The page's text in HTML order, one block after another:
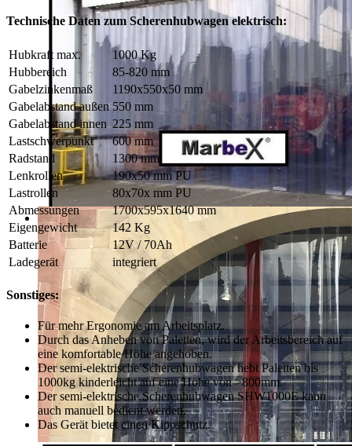
Technische Daten zum Scherenhubwagen elektrisch:
Hubkraft max.
1000 Kg
Hubbereich
85-820 mm
Gabelzinkenmaß
1190x550x50 mm
Gabelabstand außen 550 mm
Gabelabstand innen 225 mm
Lastschwerpunkt
600 mm
Radstand
1300 mm
Lenkrollen
190x50 mm PU
Lastrollen
80x70x mm PU
Abmessungen
1700x595x1640 mm
Eigengewicht
142 Kg
Batterie
12V / 70Ah
Ladegerät
integriert
Sonstiges:
Für mehr Ergonomie am Arbeitsplatz.
Durch das Anheben von Paletten, wird der Arbeitsbereich auf
eine komfortable Höhe angehoben.
Der semi-elektrische Scherenhubwagen hebt Paletten bis
1000kg kinderleicht auf eine Höhe von >800mm.
Der semi-elektrische Scherenhubwagen SHW1000E kann
auch manuell bedient werden.
Das Gerät bietet einen Kippschutz.